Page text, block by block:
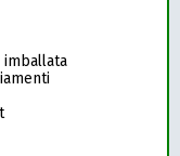
imballata